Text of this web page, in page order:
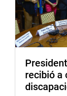
recibió a